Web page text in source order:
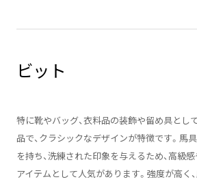
ビット
特に靴やバッグ、衣料品の装飾や留め具とし
品で、クラシックなデザインが特徴です。馬
を持ち、洗練された印象を与えるため、高級
アイテムとして人気があります。強度が高く